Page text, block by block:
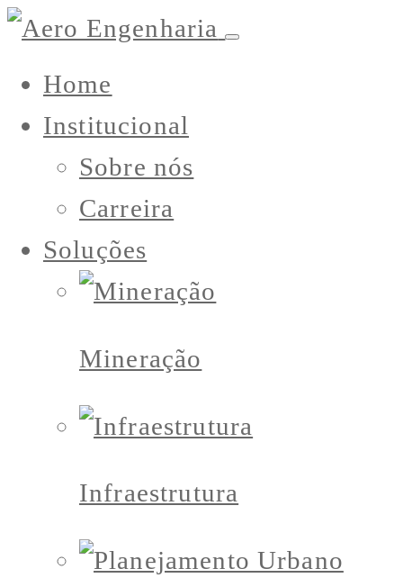
Home
Institucional
Sobre nós
Carreira
Soluções
Mineração
Infraestrutura